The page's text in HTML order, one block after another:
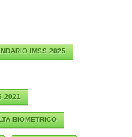
IMSS 2025
2021
BIOMETRICO